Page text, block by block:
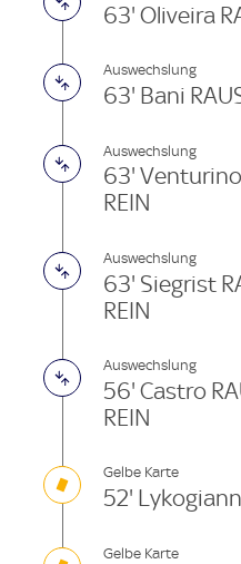
63' Oliveira
Auswechslung
63' Bani
Auswechslung
63'
REIN
Auswechslung
63' Siegrist
REIN
Auswechslung
56' Castro
REIN
Gelbe Karte
52'
Gelbe Karte